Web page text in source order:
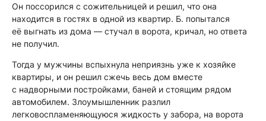
Он поссорился с сожительницей и решил, что она
находится в гостях в одной из квартир. Б. попытался
её выгнать из дома — стучал в ворота, кричал, но ответа
не получил.
Тогда у мужчины вспыхнула неприязнь уже к хозяйке
квартиры, и он решил сжечь весь дом вместе
с надворными постройками, баней и стоящим рядом
автомобилем. Злоумышленник разлил
легковоспламеняющуюся жидкость у забора, на ворота